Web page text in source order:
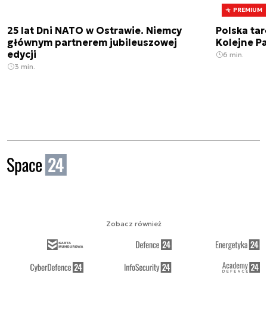
25 lat Dni NATO w Ostrawie. Niemcy
głównym partnerem jubileuszowej
edycji
3 min.
PREMIUM
Polska
Kolejne
6 min.
Zobacz również